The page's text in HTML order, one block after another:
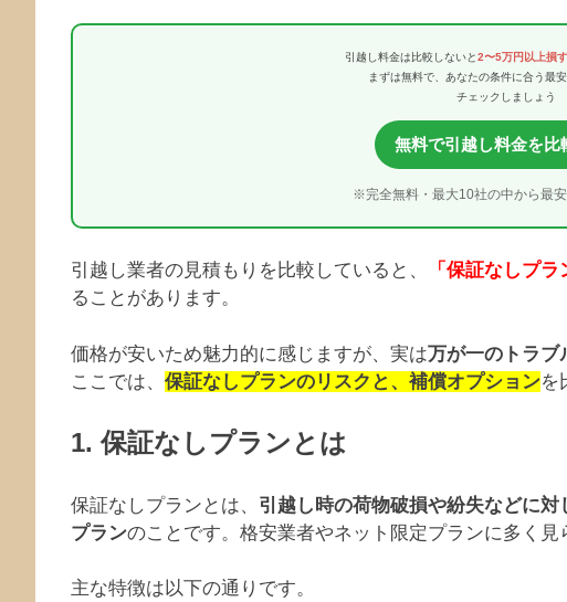
引越し料金は比較しないと2〜5万円以上損
まずは無料で、あなたの条件に合う最
チェックしましょう
無料で引越し料金を比
※完全無料・最大10社の中から最
引越し業者の見積もりを比較していると、 「保証なしプ
ることがあります。
価格が安いため魅力的に感じますが、実は万が一のトラブ
ここでは、 保証なしプランのリスクと、補償オプションを
1. 保証なしプランとは
保証なしプランとは、 引越し時の荷物破損や紛失などに
プランのことです。格安業者やネット限定プランに多く見
主な特徴は以下の通りです。